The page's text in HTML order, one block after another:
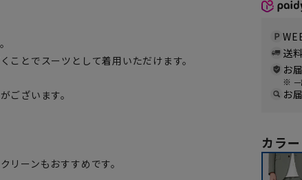
ことでスーツとして着用いただけます。
ございます。
リーンもおすすめです。
送
お
お
カラー